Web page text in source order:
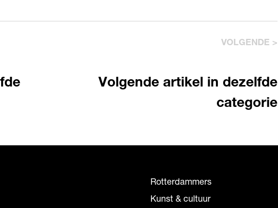
VOLGENDE >
Volgende artikel in dezelfde
categorie
Rotterdammers
Kunst & cultuur